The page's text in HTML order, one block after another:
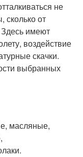
не
сколько от
имеют
воздействие
скачки.
выбранных
масляные,